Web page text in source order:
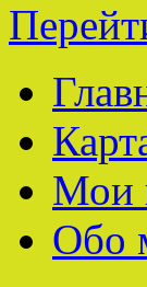
Мои
Обо